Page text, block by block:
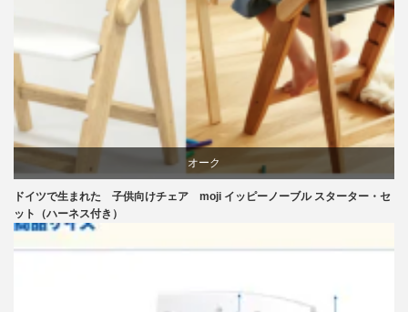
リビングダイニング
椅子
オーク
ドイツで生まれた 子供向けチェア moji イッピーノーブル スターター・セ
ット（ハーネス付き）